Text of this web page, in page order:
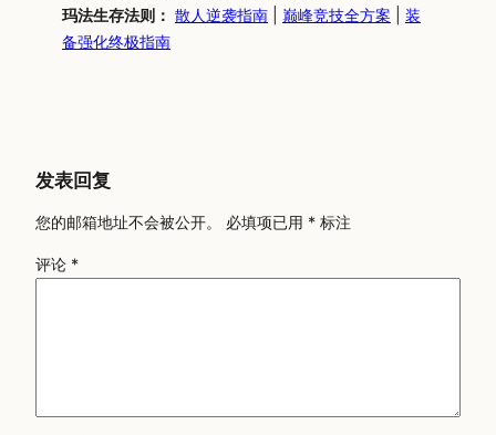
玛法生存法则： 散人逆袭指南 巅峰竞技全方案
装
备强化终极指南
发表回复
您的邮箱地址不会被公开。 必填项已用 * 标注
评论 *